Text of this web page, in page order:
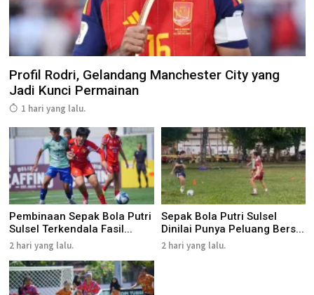
Profil Rodri, Gelandang Manchester City yang
Jadi Kunci Permainan
1 hari yang lalu.
Pembinaan Sepak Bola Putri
Sulsel Terkendala Fasil...
2 hari yang lalu.
Sepak Bola Putri Sulsel
Dinilai Punya Peluang Bers...
2 hari yang lalu.